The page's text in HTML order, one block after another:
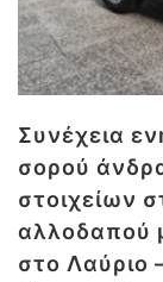
Συνέχεια
σορού
στοιχείων
αλλοδαπού
στο Λαύριο